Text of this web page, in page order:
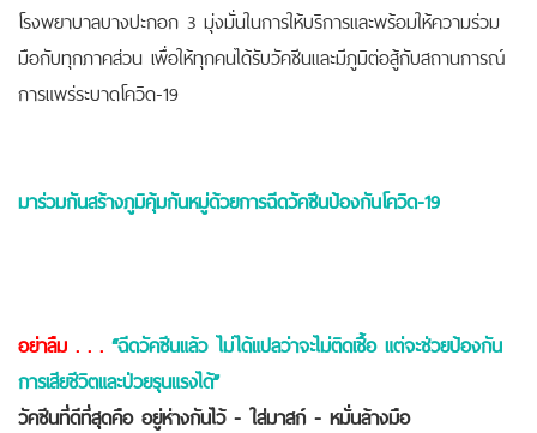
โรงพยาบาลบางปะกอก 3 มุ่งมั่นในการให้บริการและพร้อมให้ความร่วม
มือกับทุกภาคส่วน เพื่อให้ทุกคนได้รับวัคซีนและมีภูมิต่อสู้กับสถานการณ์
การแพร่ระบาดโควิด-19
มาร่วมกันสร้างภูมิคุ้มกันหมู่ด้วยการฉีดวัคซีนป้องกันโควิด-19
อย่าลืม . . . “ฉีดวัคซีนแล้ว ไม่ได้แปลว่าจะไม่ติดเชื้อ แต่จะช่วยป้องกัน
การเสียชีวิตและป่วยรุนแรงได้”
วัคซีนที่ดีที่สุดคือ อยู่ห่างกันไว้ - ใส่มาสก์ - หมั่นล้างมือ